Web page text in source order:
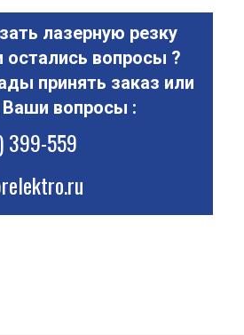
лазерную резку
остались вопросы ?
принять заказ или
Ваши вопросы :
399-559